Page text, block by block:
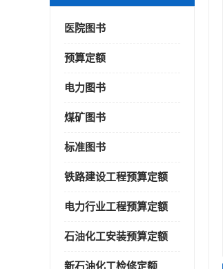
医院图书
预算定额
电力图书
煤矿图书
标准图书
铁路建设工程预算定额
电力行业工程预算定额
石油化工安装预算定额
新石油化工检修定额